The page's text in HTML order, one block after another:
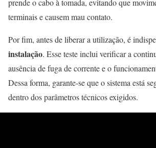
prende o cabo à tomada, evitando que
terminais e causem mau contato.
Por fim, antes de liberar a utilização, é
instalação. Esse teste inclui verificar a
ausência de fuga de corrente e o
Dessa forma, garante-se que o sistema está
dentro dos parâmetros técnicos exigidos.